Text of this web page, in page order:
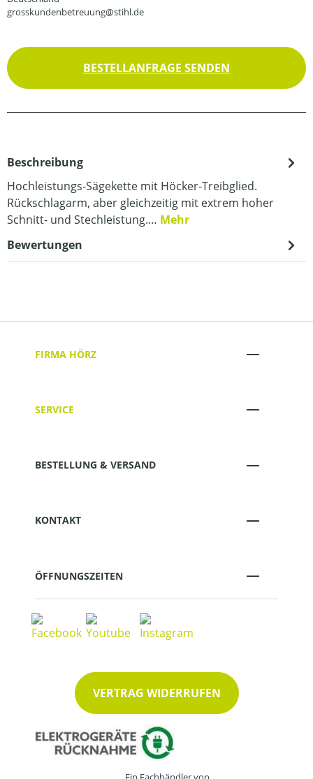
grosskundenbetreuung@stihl.de
BESTELLANFRAGE SENDEN
Beschreibung
Hochleistungs-Sägekette mit Höcker-Treibglied.
Rückschlagarm, aber gleichzeitig mit extrem hoher
Schnitt- und Stechleistung.… Mehr
Bewertungen
FIRMA HÖRZ
SERVICE
BESTELLUNG & VERSAND
KONTAKT
ÖFFNUNGSZEITEN
VERTRAG WIDERRUFEN